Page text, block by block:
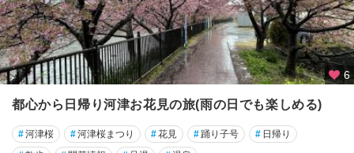
6
都心から日帰り河津お花見の旅(雨の日でも楽しめる)
#河津桜 #河津桜まつり #花見 #踊り子号 # 日帰り